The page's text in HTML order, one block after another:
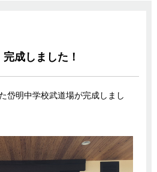
成しました！
岱明中学校武道場が完成しまし